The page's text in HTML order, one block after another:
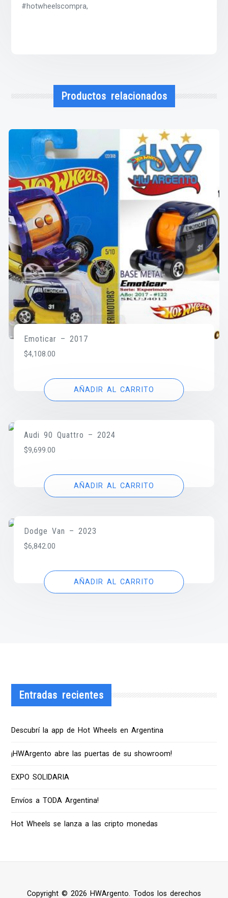
#hotwheelscompra,
Productos relacionados
Emoticar – 2017
$4,108.00
AÑADIR AL CARRITO
Audi 90 Quattro – 2024
$9,699.00
AÑADIR AL CARRITO
Dodge Van – 2023
$6,842.00
AÑADIR AL CARRITO
Entradas recientes
Descubrí la app de Hot Wheels en Argentina
¡HWArgento abre las puertas de su showroom!
EXPO SOLIDARIA
Envíos a TODA Argentina!
Hot Wheels se lanza a las cripto monedas
Copyright © 2026 HWArgento. Todos los derechos